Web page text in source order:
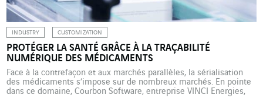
INDUSTRY CUSTOMIZATION
PROTÉGER LA SANTÉ GRÂCE À LA TRAÇABILITÉ
NUMÉRIQUE DES MÉDICAMENTS
Face à la contrefaçon et aux marchés parallèles, la sérialisation
des médicaments s’impose sur de nombreux marchés. En pointe
dans ce domaine, Courbon Software, entreprise VINCI Energies,